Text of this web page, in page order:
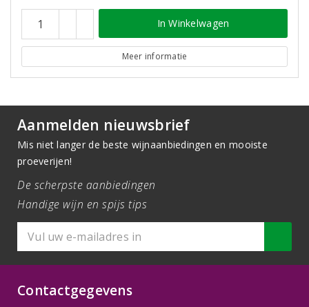
In Winkelwagen
Meer informatie
Aanmelden nieuwsbrief
Mis niet langer de beste wijnaanbiedingen en mooiste
proeverijen!
De scherpste aanbiedingen
Handige wijn en spijs tips
Contactgegevens